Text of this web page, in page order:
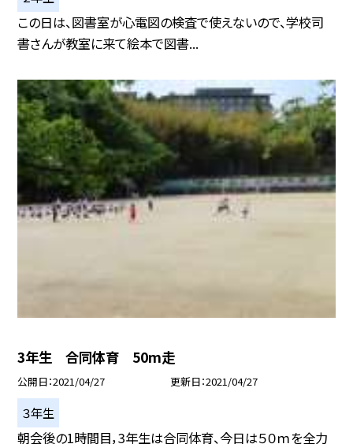
この日は、図書室が心電図の検査で使えないので、学校司
書さんが教室に来て絵本で図書...
3年生 合同体育 50m走
公開日 2021/04/27 更新日 2021/04/27
３年生
朝会後の1時間目，3年生は合同体育、今日は５０ｍを全力